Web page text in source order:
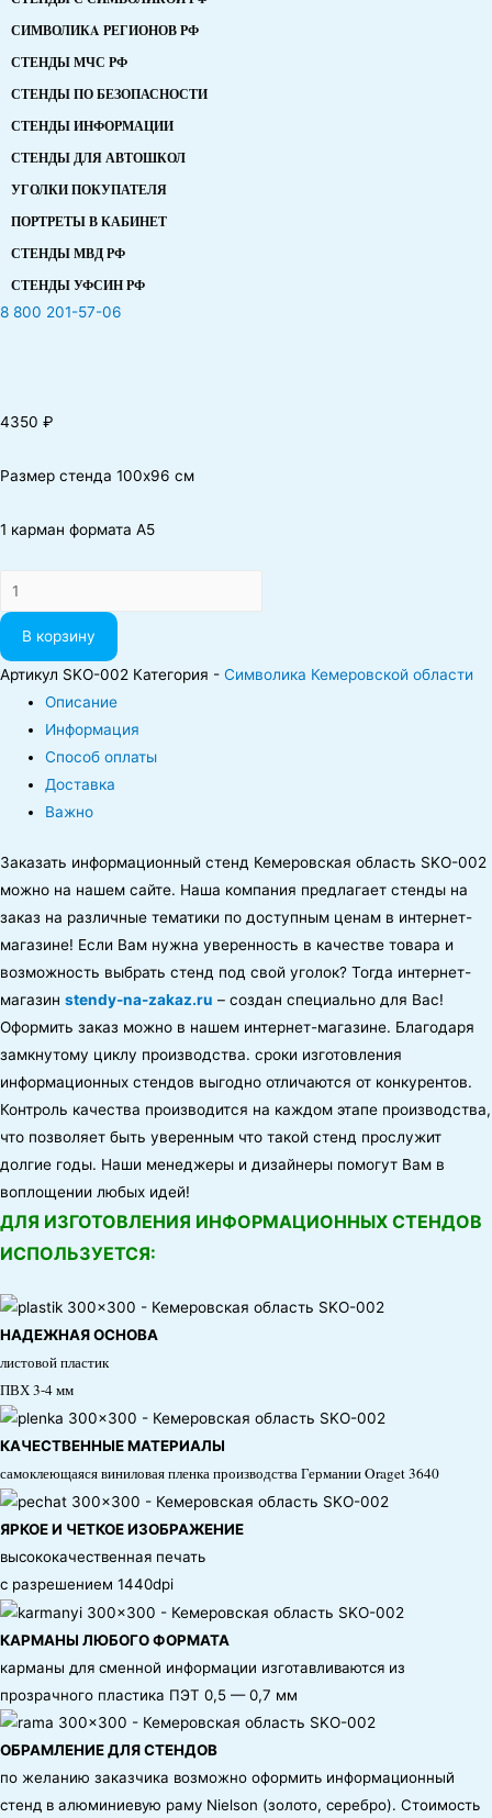
СИМВОЛИКA РЕГИОНОВ РФ
СТЕНДЫ МЧС РФ
СТЕНДЫ ПО БЕЗОПАСНОСТИ
СТЕНДЫ ИНФОРМАЦИИ
СТЕНДЫ ДЛЯ АВТОШКОЛ
УГОЛКИ ПОКУПАТЕЛЯ
ПОРТРЕТЫ В КАБИНЕТ
СТЕНДЫ МВД РФ
СТЕНДЫ УФСИН РФ
8 800 201-57-06
4350 ₽
Размер стенда 100х96 см
1 карман формата А5
Количество
В корзину
Артикул SKO-002 Категория - Символика Кемеровской области
Описание
Информация
Способ оплаты
Доставка
Важно
Заказать информационный стенд Кемеровская область SKO-002
можно на нашем сайте. Наша компания предлагает стенды на
заказ на различные тематики по доступным ценам в интернет-
магазине! Если Вам нужна уверенность в качестве товара и
возможность выбрать стенд под свой уголок? Тогда интернет-
магазин stendy-na-zakaz.ru – создан специально для Вас!
Оформить заказ можно в нашем интернет-магазине. Благодаря
замкнутому циклу производства. сроки изготовления
информационных стендов выгодно отличаются от конкурентов.
Контроль качества производится на каждом этапе производства,
что позволяет быть уверенным что такой стенд прослужит
долгие годы. Наши менеджеры и дизайнеры помогут Вам в
воплощении любых идей!
ДЛЯ ИЗГОТОВЛЕНИЯ ИНФОРМАЦИОННЫХ СТЕНДОВ
ИСПОЛЬЗУЕТСЯ:
НАДЕЖНАЯ ОСНОВА
листовой пластик
ПВХ 3-4 мм
КАЧЕСТВЕННЫЕ МАТЕРИАЛЫ
самоклеющаяся виниловая пленка производства Германии Oraget 3640
ЯРКОЕ И ЧЕТКОЕ ИЗОБРАЖЕНИЕ
высококачественная печать
с разрешением 1440dpi
КАРМАНЫ ЛЮБОГО ФОРМАТА
карманы для сменной информации изготавливаются из
прозрачного пластика ПЭТ 0,5 — 0,7 мм
ОБРАМЛЕНИЕ ДЛЯ СТЕНДОВ
по желанию заказчика возможно оформить информационный
стенд в алюминиевую раму Nielson (золото, серебро). Стоимость